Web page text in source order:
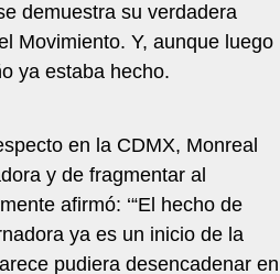
demuestra su verdadera
Movimiento. Y, aunque luego
ya estaba hecho.
en la CDMX, Monreal
y de fragmentar al
afirmó: ‘“El hecho de
ya es un inicio de la
pudiera desencadenar en